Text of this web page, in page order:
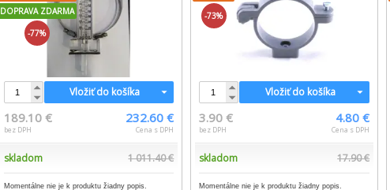
DOPRAVA ZDARMA
-77%
Vložiť do košíka
189.10 €
bez DPH
232.60 €
Cena s DPH
skladom 1 011.40 €
Momentálne nie je k produktu žiadny popis.
-73%
Vložiť do košíka
3.90 €
bez DPH
4.80 €
Cena s DPH
skladom 17.90 €
Momentálne nie je k produktu žiadny popis.